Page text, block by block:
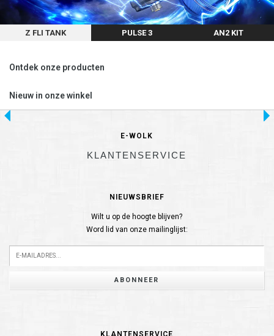
Z FLI TANK PULSE 3 AN2 KIT
Ontdek onze producten
Nieuw in onze winkel
E-WOLK
KLANTENSERVICE
NIEUWSBRIEF
Wilt u op de hoogte blijven?
Word lid van onze mailinglijst:
ABONNEER
KLANTENSERVICE